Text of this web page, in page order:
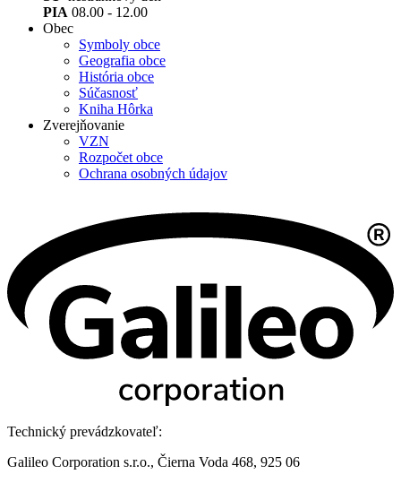
PIA 08.00 - 12.00
Obec
Symboly obce
Geografia obce
História obce
Súčasnosť
Kniha Hôrka
Zverejňovanie
VZN
Rozpočet obce
Ochrana osobných údajov
Technický prevádzkovateľ:
Galileo Corporation s.r.o., Čierna Voda 468, 925 06